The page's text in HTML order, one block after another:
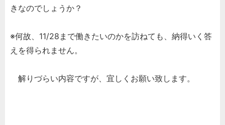
きなのでしょうか？
※何故、11/28まで働きたいのかを訪ねても、納得いく答
えを得られません。
解りづらい内容ですが、宜しくお願い致します。